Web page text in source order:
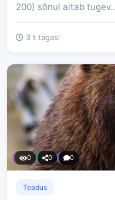
200) sõnul aitab
3 t tagasi
0 0 0
Teadus